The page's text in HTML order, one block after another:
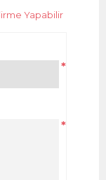
Yapabilir
*
*